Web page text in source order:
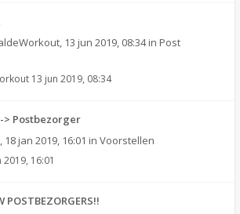
, 13 jun 2019, 08:34in Post
13 jun 2019, 08:34
> Postbezorger
, 18 jan 2019, 16:01 in Voorstellen
2019, 16:01
POSTBEZORGERS!!